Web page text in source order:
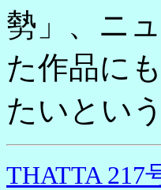
勢」、ニ
た作品に
たいとい
THATTA 217